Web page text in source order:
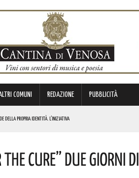
COMUNI REDAZIONE PUBBLICITÀ
DELLA PROPRIA IDENTITÀ. L’INIZIATIVA
Cure” Due Giorni Di